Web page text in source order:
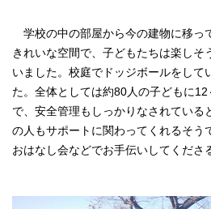
学校の中の部屋から今の建物に移っ
きれいな空間で、子どもたちは楽しそ
いました。校庭でドッジボールをして
た。全体としては約80人の子どもに
で、安全管理もしっかりなされている
の人もサポートに関わってくれるそう
おはなし会などでお手伝いしてくださ